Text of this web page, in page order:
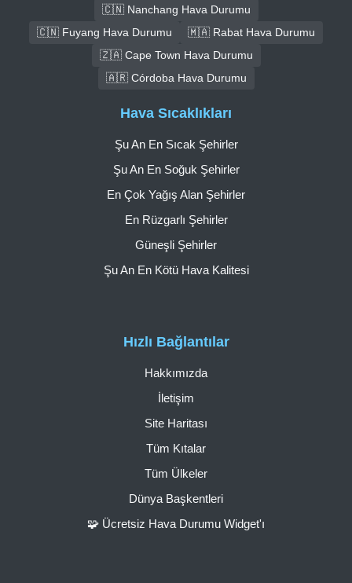
🇨🇳 Nanchang Hava Durumu
🇨🇳 Fuyang Hava Durumu
🇲🇦 Rabat Hava Durumu
🇿🇦 Cape Town Hava Durumu
🇦🇷 Córdoba Hava Durumu
Hızlı Bağlantılar
Hakkımızda
İletişim
Site Haritası
Tüm Kıtalar
Tüm Ülkeler
Dünya Başkentleri
🧩 Ücretsiz Hava Durumu Widget'ı
Hava Sıcaklıkları
Şu An En Sıcak Şehirler
Şu An En Soğuk Şehirler
En Çok Yağış Alan Şehirler
En Rüzgarlı Şehirler
Güneşli Şehirler
Şu An En Kötü Hava Kalitesi